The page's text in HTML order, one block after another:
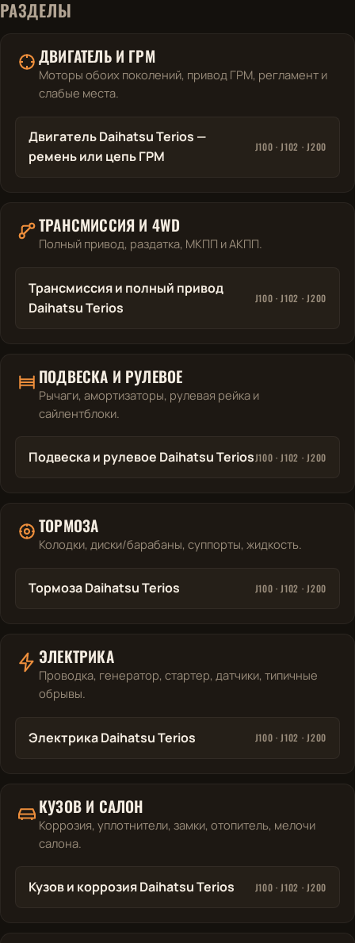
РАЗДЕЛЫ
ДВИГАТЕЛЬ И ГРМ
Моторы обоих поколений, привод ГРМ, регламент и
слабые места.
Двигатель Daihatsu Terios —
ремень или цепь ГРМ
J100 · J102 · J200
ТРАНСМИССИЯ И 4WD
Полный привод, раздатка, МКПП и АКПП.
Трансмиссия и полный привод
Daihatsu Terios
J100 · J102 · J200
ПОДВЕСКА И РУЛЕВОЕ
Рычаги, амортизаторы, рулевая рейка и
сайлентблоки.
Подвеска и рулевое Daihatsu TeriosJ100 · J102 · J200
ТОРМОЗА
Колодки, диски/барабаны, суппорты, жидкость.
Тормоза Daihatsu Terios J100 · J102 · J200
ЭЛЕКТРИКА
Проводка, генератор, стартер, датчики, типичные
обрывы.
Электрика Daihatsu Terios J100 · J102 · J200
КУЗОВ И САЛОН
Коррозия, уплотнители, замки, отопитель, мелочи
салона.
Кузов и коррозия Daihatsu Terios J100 · J102 · J200